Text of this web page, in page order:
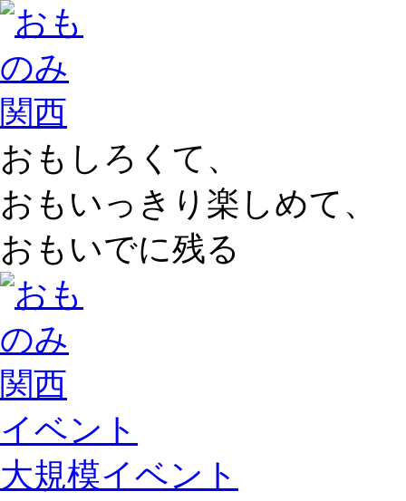
おもしろくて、
おもいっきり楽しめて、
おもいでに残る
イベント
大規模イベント